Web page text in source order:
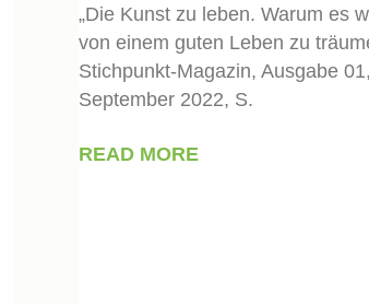
„Die Kunst zu leben. Warum es
von einem guten Leben zu
Stichpunkt-Magazin, Ausgabe 01,
September 2022, S.
READ MORE